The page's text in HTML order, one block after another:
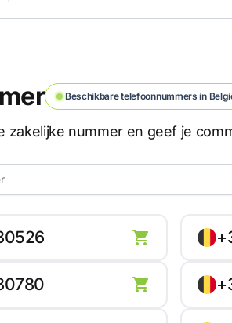
Beschikbare telefoonnummers in
zakelijke nummer en geef je